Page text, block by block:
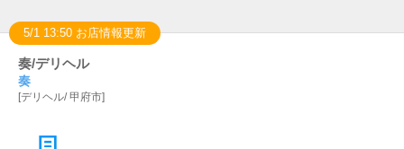
5/1 13:50 お店情報更新
奏/デリヘル
奏
[デリヘル/甲府市]